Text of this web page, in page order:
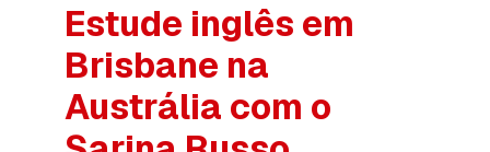
Estude inglês em
Brisbane na
Austrália com o